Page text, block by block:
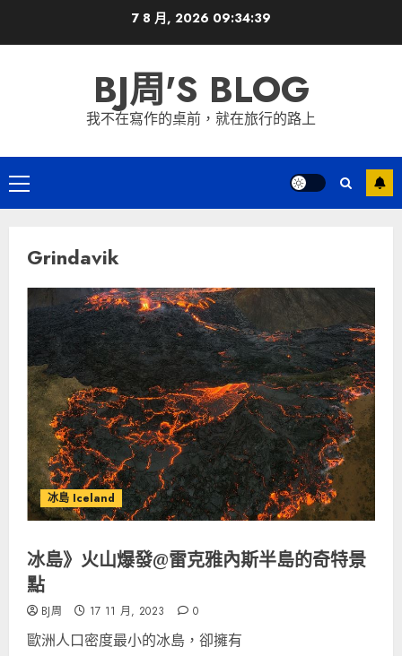
7 8 月, 2026 09:34:39
BJ周'S BLOG
我不在寫作的桌前，就在旅行的路上
Primary
Menu
Grindavik
冰島 Iceland
冰島》火山爆發@雷克雅內斯半島的奇特景
點
BJ周 17 11 月, 2023 0
歐洲人口密度最小的冰島，卻擁有